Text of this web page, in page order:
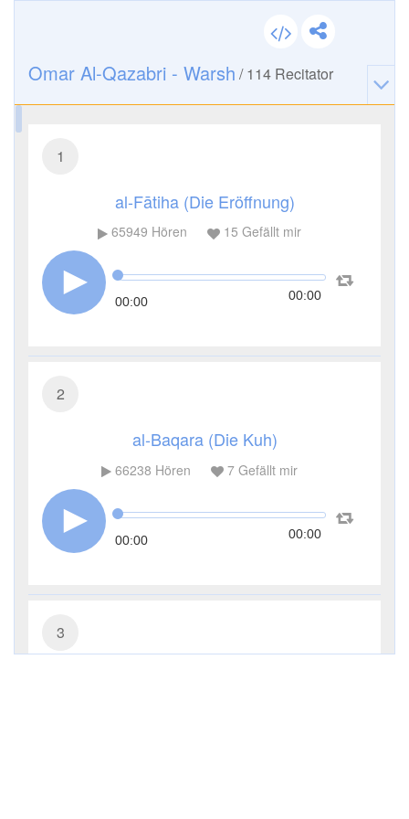
Omar Al-Qazabri - Warsh /114 Recitator
1
al-Fātiha (Die Eröffnung)
65949 Hören 15 Gefällt mir
00:00 00:00
2
al-Baqara (Die Kuh)
66238 Hören 7Gefällt mir
00:00 00:00
3